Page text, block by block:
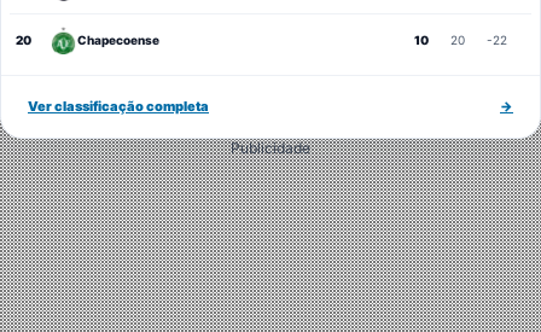
20 Chapecoense 10 20 -22
Ver classificação completa →
Publicidade